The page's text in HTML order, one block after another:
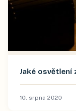
Jaké osvětlení
10. srpna 2020